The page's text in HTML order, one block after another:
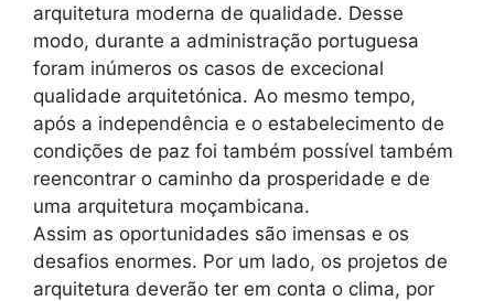
arquitetura moderna de qualidade. Desse
modo, durante a administração portuguesa
foram inúmeros os casos de excecional
qualidade arquitetónica. Ao mesmo tempo,
após a independência e o estabelecimento de
condições de paz foi também possível também
reencontrar o caminho da prosperidade e de
uma arquitetura moçambicana.
Assim as oportunidades são imensas e os
desafios enormes. Por um lado, os projetos de
arquitetura deverão ter em conta o clima, por